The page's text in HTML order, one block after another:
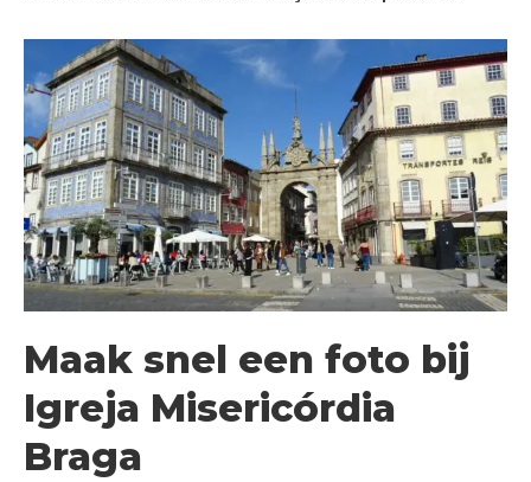
Maak snel een foto bij
Igreja Misericórdia
Braga